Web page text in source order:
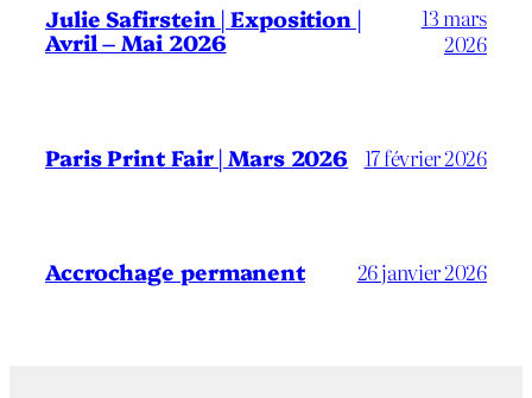
Julie Safirstein | Exposition |
Avril – Mai 2026
13 mars
2026
Paris Print Fair | Mars 2026 17 février 2026
Accrochage permanent 26 janvier 2026